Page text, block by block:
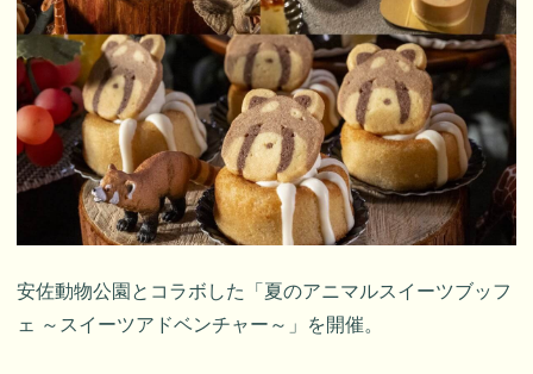
安佐動物公園とコラボした「夏のアニマルスイーツブッフ
ェ ～スイーツアドベンチャー～」を開催。